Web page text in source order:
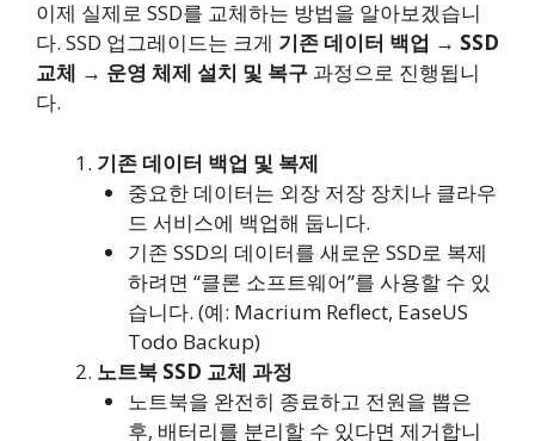
이제 실제로 SSD를 교체하는 방법을 알아보겠습니
다. SSD 업그레이드는 크게 기존 데이터 백업 → SSD
교체 → 운영 체제 설치 및 복구 과정으로 진행됩니
다.
기존 데이터 백업 및 복제
중요한 데이터는 외장 저장 장치나 클라우
드 서비스에 백업해 둡니다.
기존 SSD의 데이터를 새로운 SSD로 복제
하려면 “클론 소프트웨어”를 사용할 수 있
습니다. (예: Macrium Reflect, EaseUS
Todo Backup)
노트북 SSD 교체 과정
노트북을 완전히 종료하고 전원을 뽑은
후, 배터리를 분리할 수 있다면 제거합니